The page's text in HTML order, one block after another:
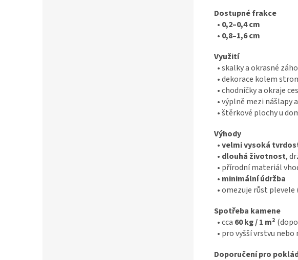
Dostupné frakce
• 0,2–0,4 cm
• 0,8–1,6 cm
Využití
• skalky a okrasné
• dekorace kolem
• chodníčky a okraje
• výplně mezi nášlapy
• štěrkové plochy u
Výhody
•velmi vysoká
• dlouhá životnost,
• přírodní materiál
• minimální údržba
• omezuje růst
Spotřeba kamene
• cca 60 kg / 1 m²
• pro vyšší vrstvu
Doporučení pro